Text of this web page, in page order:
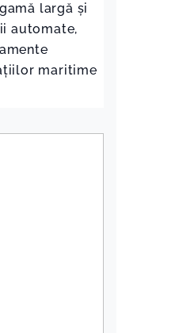
largă și
automate,
maritime